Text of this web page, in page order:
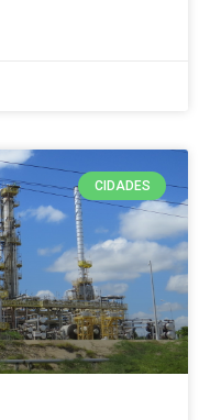
CIDADES